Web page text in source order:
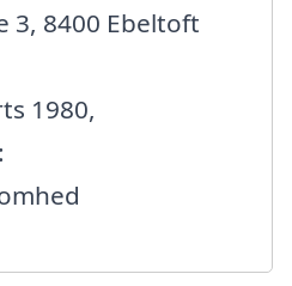
3, 8400 Ebeltoft
1980,